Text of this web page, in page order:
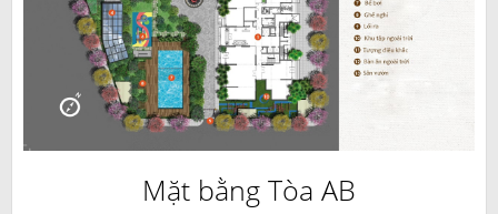
Mặt bằng Tòa AB